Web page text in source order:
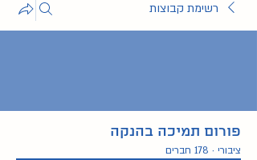
רשימת קבוצות
פורום תמיכה בהנקה
ציבורי · 178 חברים